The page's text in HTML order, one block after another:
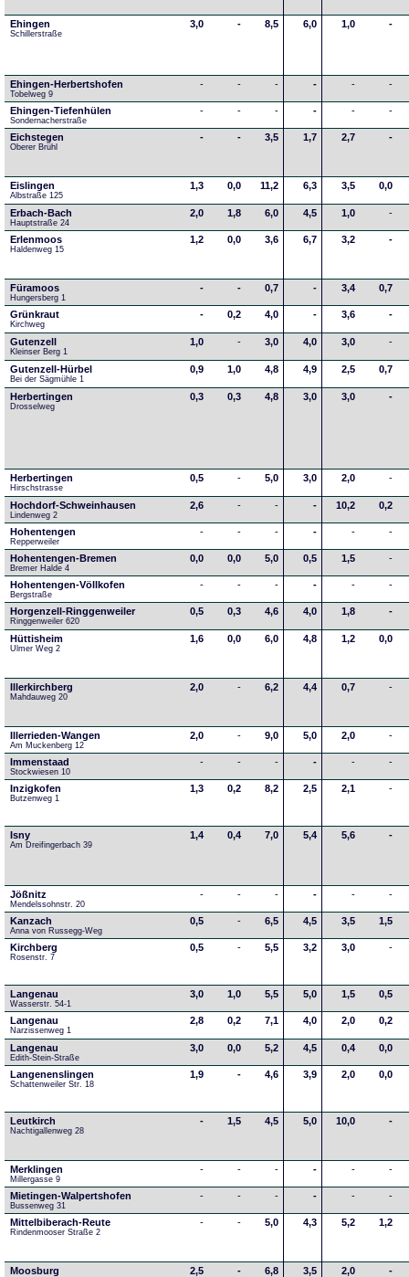
Ehingen
Schillerstraße
3,0 - 8,5 6,0 1,0 -
Ehingen-Herbertshofen
Tobelweg 9
- - - - - -
Ehingen-Tiefenhülen
Sondernacherstraße
- - - - - -
Eichstegen
Oberer Brühl
- - 3,5 1,7 2,7 -
Eislingen
Albstraße 125
1,3 0,0 11,2 6,3 3,5 0,0
Erbach-Bach
Hauptstraße 24
2,0 1,8 6,0 4,5 1,0 -
Erlenmoos
Haldenweg 15
1,2 0,0 3,6 6,7 3,2 -
Füramoos
Hungersberg 1
- - 0,7 - 3,4 0,7
Grünkraut
Kirchweg
- 0,2 4,0 - 3,6 -
Gutenzell
Kleinser Berg 1
1,0 - 3,0 4,0 3,0 -
Gutenzell-Hürbel
Bei der Sägmühle 1
0,9 1,0 4,8 4,9 2,5 0,7
Herbertingen
Drosselweg
0,3 0,3 4,8 3,0 3,0 -
Herbertingen
Hirschstrasse
0,5 - 5,0 3,0 2,0 -
Hochdorf-Schweinhausen
Lindenweg 2
2,6 - - - 10,2 0,2
Hohentengen
Repperweiler
- - - - - -
Hohentengen-Bremen
Bremer Halde 4
0,0 0,0 5,0 0,5 1,5 -
Hohentengen-Völlkofen
Bergstraße
- - - - - -
Horgenzell-Ringgenweiler
Ringgenweiler 620
0,5 0,3 4,6 4,0 1,8 -
Hüttisheim
Ulmer Weg 2
1,6 0,0 6,0 4,8 1,2 0,0
Illerkirchberg
Mahdauweg 20
2,0 - 6,2 4,4 0,7 -
Illerrieden-Wangen
Am Muckenberg 12
2,0 - 9,0 5,0 2,0 -
Immenstaad
Stockwiesen 10
- - - - - -
Inzigkofen
Butzenweg 1
1,3 0,2 8,2 2,5 2,1 -
Isny
Am Dreifingerbach 39
1,4 0,4 7,0 5,4 5,6 -
Jößnitz
Mendelssohnstr. 20
- - - - - -
Kanzach
Anna von Russegg-Weg
0,5 - 6,5 4,5 3,5 1,5
Kirchberg
Rosenstr. 7
0,5 - 5,5 3,2 3,0 -
Langenau
Wasserstr. 54-1
3,0 1,0 5,5 5,0 1,5 0,5
Langenau
Narzissenweg 1
2,8 0,2 7,1 4,0 2,0 0,2
Langenau
Edith-Stein-Straße
3,0 0,0 5,2 4,5 0,4 0,0
Langenenslingen
Schattenweiler Str. 18
1,9 - 4,6 3,9 2,0 0,0
Leutkirch
Nachtigallenweg 28
- 1,5 4,5 5,0 10,0 -
Merklingen
Millergasse 9
- - - - - -
Mietingen-Walpertshofen
Bussenweg 31
- - - - - -
Mittelbiberach-Reute
Rindenmooser Straße 2
- - 5,0 4,3 5,2 1,2
Moosburg 2,5 - 6,8 3,5 2,0 -